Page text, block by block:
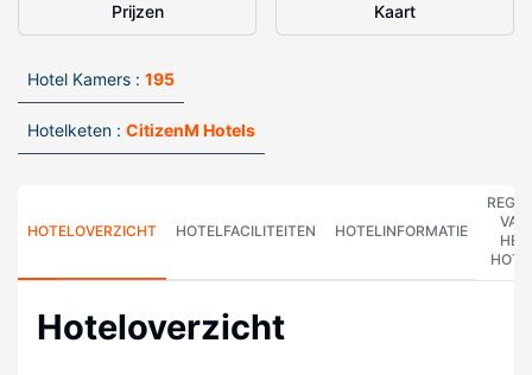
Prijzen Kaart
Hotel Kamers : 195
Hotelketen : CitizenM Hotels
HOTELOVERZICHT HOTELFACILITEITEN HOTELINFORMATIE
VAN
HET
Hoteloverzicht